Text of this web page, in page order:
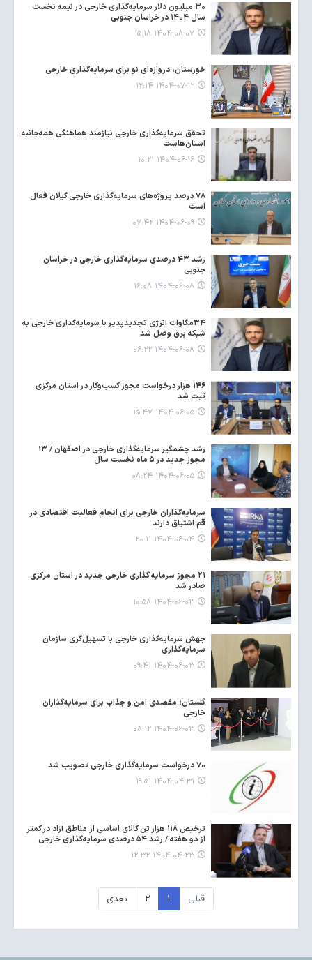
۳۰ میلیون دلار سرمایه‌گذاری خارجی در نیمه نخست
سال ۱۴۰۴ در خراسان جنوبی
۱۴۰۴-۰۸-۰۷ ۱۵:۱۸
خوزستان، دروازه‌ای نو برای سرمایه‌گذاری خارجی
۱۴۰۴-۰۷-۱۲ ۱۲:۱۴
تحقق سرمایه‌گذاری خارجی نیازمند هماهنگی همه‌جانبه
استان‌هاست
۱۴۰۴-۰۶-۱۶ ۱۰:۲۱
۷۸ درصد پروژه‌های سرمایه‌گذاری خارجی گیلان فعال
است
۱۴۰۴-۰۶-۰۹ ۰۷:۴۲
رشد ۴۳ درصدی سرمایه‌گذاری خارجی در خراسان
جنوبی
۱۴۰۴-۰۶-۰۸ ۱۶:۰۸
۳۴مگاوات انرژی تجدیدپذیر با سرمایه‌گذاری خارجی به
شبکه برق وصل شد
۱۴۰۴-۰۶-۰۸ ۰۶:۲۲
۱۴۶ هزار درخواست مجوز کسب‌وکار در استان مرکزی
ثبت شد
۱۴۰۴-۰۶-۰۵ ۱۵:۴۷
رشد چشمگیر سرمایه‌گذاری خارجی در اصفهان / ۱۳
مجوز جدید در ۵ ماه نخست سال
۱۴۰۴-۰۶-۰۵ ۰۸:۲۴
سرمایه‌گذاران خارجی برای انجام فعالیت اقتصادی در
قم اشتیاق دارند
۱۴۰۴-۰۶-۰۴ ۲۰:۱۱
۲۱ مجوز سرمایه گذاری خارجی جدید در استان مرکزی
صادر شد
۱۴۰۴-۰۶-۰۳ ۱۰:۵۸
جهش سرمایه‌گذاری خارجی با تسهیل‌گری سازمان
سرمایه‌گذاری
۱۴۰۴-۰۶-۰۳ ۰۹:۴۱
گلستان؛ مقصدی امن و جذاب برای سرمایه‌گذاران
خارجی
۱۴۰۴-۰۶-۰۳ ۰۸:۱۲
۷۰ درخواست سرمایه‌گذاری خارجی تصویب شد
۱۴۰۴-۰۴-۳۱ ۱۹:۵۱
ترخیص ۱۱۸ هزار تن کالای اساسی از مناطق آزاد در کمتر
از دو هفته / رشد ۵۴ درصدی سرمایه‌گذاری خارجی
۱۴۰۴-۰۴-۲۳ ۱۲:۳۲
قبلی ۱ ۲ بعدی